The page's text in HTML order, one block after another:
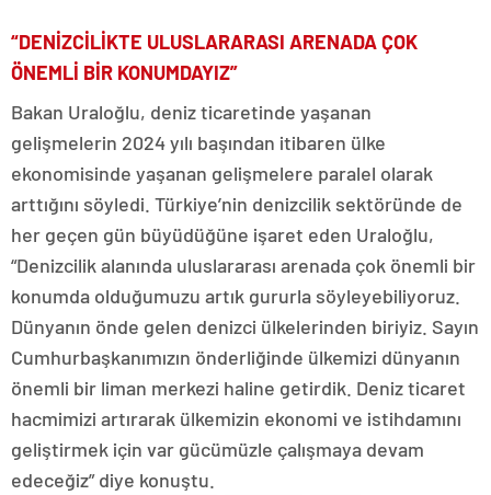
“DENİZCİLİKTE ULUSLARARASI ARENADA ÇOK
ÖNEMLİ BİR KONUMDAYIZ”
Bakan Uraloğlu, deniz ticaretinde yaşanan
gelişmelerin 2024 yılı başından itibaren ülke
ekonomisinde yaşanan gelişmelere paralel olarak
arttığını söyledi. Türkiye’nin denizcilik sektöründe de
her geçen gün büyüdüğüne işaret eden Uraloğlu,
“Denizcilik alanında uluslararası arenada çok önemli bir
konumda olduğumuzu artık gururla söyleyebiliyoruz.
Dünyanın önde gelen denizci ülkelerinden biriyiz. Sayın
Cumhurbaşkanımızın önderliğinde ülkemizi dünyanın
önemli bir liman merkezi haline getirdik. Deniz ticaret
hacmimizi artırarak ülkemizin ekonomi ve istihdamını
geliştirmek için var gücümüzle çalışmaya devam
edeceğiz” diye konuştu.